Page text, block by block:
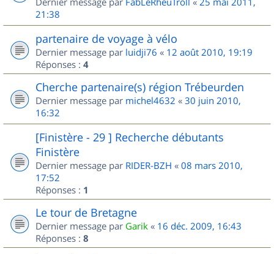
21:38
partenaire de voyage à vélo
Dernier message par luidji76 « 12 août 2010, 19:19
Réponses : 4
Cherche partenaire(s) région Trébeurden
Dernier message par michel4632 « 30 juin 2010,
16:32
[Finistère - 29 ] Recherche débutants
Finistère
Dernier message par RIDER-BZH « 08 mars 2010,
17:52
Réponses : 1
Le tour de Bretagne
Dernier message par Garik « 16 déc. 2009, 16:43
Réponses : 8